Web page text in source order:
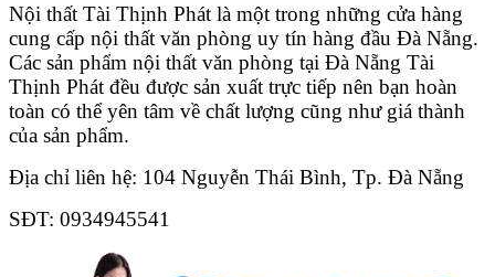
Nội thất Tài Thịnh Phát là một trong những cửa hàng
cung cấp nội thất văn phòng uy tín hàng đầu Đà Nẵng.
Các sản phẩm nội thất văn phòng tại Đà Nẵng Tài
Thịnh Phát đều được sản xuất trực tiếp nên bạn hoàn
toàn có thể yên tâm về chất lượng cũng như giá thành
của sản phẩm.
Địa chỉ liên hệ: 104 Nguyễn Thái Bình, Tp. Đà Nẵng
SĐT: 0934945541